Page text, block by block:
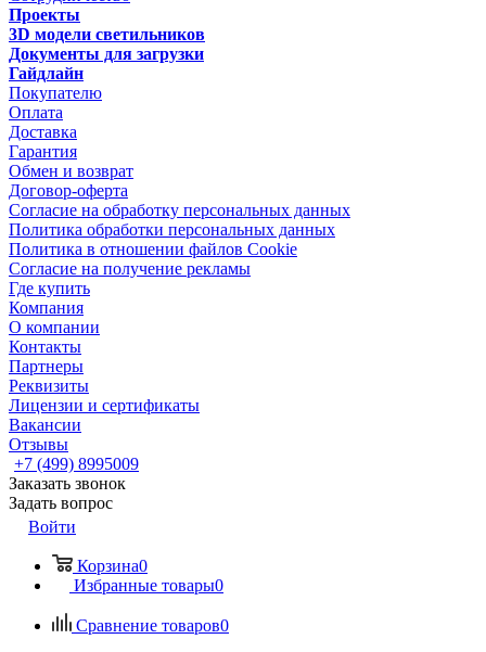
Проекты
3D модели светильников
Документы для загрузки
Гайдлайн
Покупателю
Оплата
Доставка
Гарантия
Обмен и возврат
Договор-оферта
Согласие на обработку персональных данных
Политика обработки персональных данных
Политика в отношении файлов Cookie
Согласие на получение рекламы
Где купить
Компания
О компании
Контакты
Партнеры
Реквизиты
Лицензии и сертификаты
Вакансии
Отзывы
+7 (499) 8995009
Заказать звонок
Задать вопрос
Войти
Корзина0
Избранные товары0
Сравнение товаров0